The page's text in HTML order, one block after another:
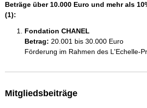
Beträge über 10.000 Euro und mehr als
(1):
Fondation CHANEL
Betrag: 20.001 bis 30.000 Euro
Förderung im Rahmen des L'Echelle-
Mitgliedsbeiträge